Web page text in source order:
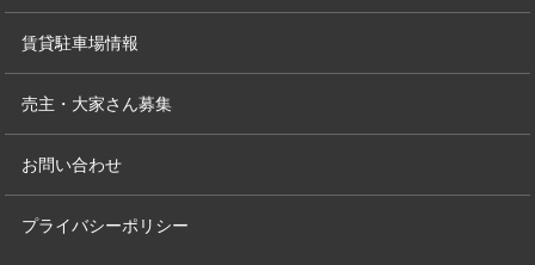
賃貸駐車場情報
売主・大家さん募集
お問い合わせ
プライバシーポリシー